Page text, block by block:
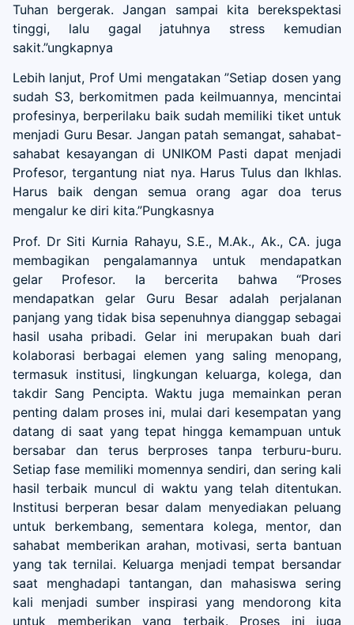
Tuhan bergerak. Jangan sampai kita berekspektasi
tinggi, lalu gagal jatuhnya stress kemudian
sakit.”ungkapnya
Lebih lanjut, Prof Umi mengatakan ”Setiap dosen yang
sudah S3, berkomitmen pada keilmuannya, mencintai
profesinya, berperilaku baik sudah memiliki tiket untuk
menjadi Guru Besar. Jangan patah semangat, sahabat-
sahabat kesayangan di UNIKOM Pasti dapat menjadi
Profesor, tergantung niat nya. Harus Tulus dan Ikhlas.
Harus baik dengan semua orang agar doa terus
mengalur ke diri kita.”Pungkasnya
Prof. Dr Siti Kurnia Rahayu, S.E., M.Ak., Ak., CA. juga
membagikan pengalamannya untuk mendapatkan
gelar Profesor. Ia bercerita bahwa “Proses
mendapatkan gelar Guru Besar adalah perjalanan
panjang yang tidak bisa sepenuhnya dianggap sebagai
hasil usaha pribadi. Gelar ini merupakan buah dari
kolaborasi berbagai elemen yang saling menopang,
termasuk institusi, lingkungan keluarga, kolega, dan
takdir Sang Pencipta. Waktu juga memainkan peran
penting dalam proses ini, mulai dari kesempatan yang
datang di saat yang tepat hingga kemampuan untuk
bersabar dan terus berproses tanpa terburu-buru.
Setiap fase memiliki momennya sendiri, dan sering kali
hasil terbaik muncul di waktu yang telah ditentukan.
Institusi berperan besar dalam menyediakan peluang
untuk berkembang, sementara kolega, mentor, dan
sahabat memberikan arahan, motivasi, serta bantuan
yang tak ternilai. Keluarga menjadi tempat bersandar
saat menghadapi tantangan, dan mahasiswa sering
kali menjadi sumber inspirasi yang mendorong kita
untuk memberikan yang terbaik. Proses ini juga